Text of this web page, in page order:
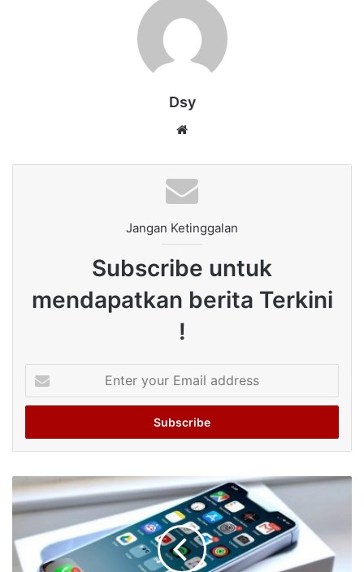
Dsy
Jangan Ketinggalan
Subscribe untuk
mendapatkan berita Terkini
!
your
Email